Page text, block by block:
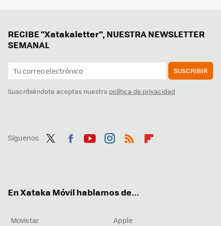
RECIBE "Xatakaletter", NUESTRA NEWSLETTER
SEMANAL
SUSCRIBIR
Suscribiéndote aceptas nuestra política de privacidad
Síguenos
En Xataka Móvil hablamos de...
Movistar
Apple